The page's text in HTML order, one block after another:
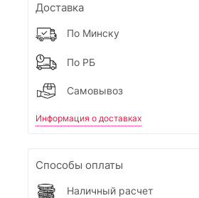
Доставка
По Минску
По РБ
Самовывоз
Информация о доставках
Способы оплаты
Наличный расчет